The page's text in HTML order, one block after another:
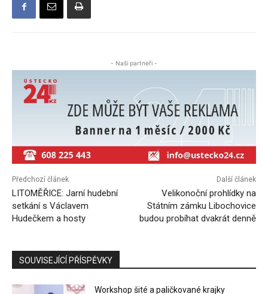
- Naši partneři -
Předchozí článek
LITOMĚŘICE: Jarní hudební
setkání s Václavem
Hudečkem a hosty
Další článek
Velikonoční prohlídky na
Státním zámku Libochovice
budou probíhat dvakrát denně
SOUVISEJÍCÍ PŘÍSPĚVKY
Workshop šité a paličkované krajky